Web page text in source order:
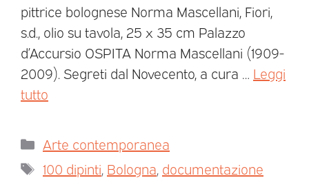
pittrice bolognese Norma Mascellani, Fiori,
s.d., olio su tavola, 25 x 35 cm Palazzo
d’Accursio OSPITA Norma Mascellani (1909-
2009). Segreti dal Novecento, a cura … Leggi
tutto
Arte contemporanea
100 dipinti Bologna documentazione